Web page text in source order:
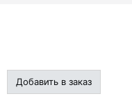
Добавить в заказ